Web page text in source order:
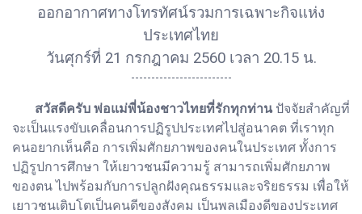
ออกอากาศทางโทรทัศน์รวมการเฉพาะกิจแห่ง
ประเทศไทย
วันศุกร์ที่ 21 กรกฎาคม 2560 เวลา 20.15 น.
-------------------------
สวัสดีครับ พ่อแม่พี่น้องชาวไทยที่รักทุกท่านปัจจัยสำคัญที่
จะเป็นแรงขับเคลื่อนการปฏิรูปประเทศไปสู่อนาคต ที่เราทุก
คนอยากเห็นคือ การเพิ่มศักยภาพของคนในประเทศ ทั้งการ
ปฏิรูปการศึกษา ให้เยาวชนมีความรู้ สามารถเพิ่มศักยภาพ
ของตน ไปพร้อมกับการปลูกฝังคุณธรรมและจริยธรรม เพื่อให้
เยาวชนเติบโตเป็นคนดีของสังคม เป็นพลเมืองดีของประเทศ